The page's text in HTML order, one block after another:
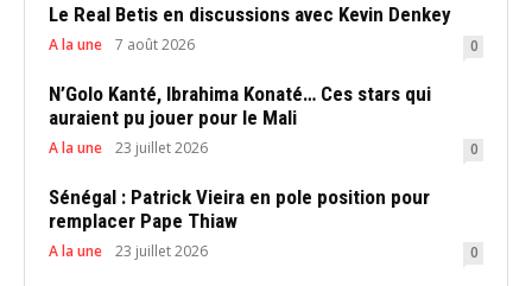
Le Real Betis en discussions avec Kevin Denkey
A la une 7 août 2026 0
N’Golo Kanté, Ibrahima Konaté… Ces stars qui
auraient pu jouer pour le Mali
A la une 23 juillet 2026 0
Sénégal : Patrick Vieira en pole position pour
remplacer Pape Thiaw
A la une 23 juillet 2026 0